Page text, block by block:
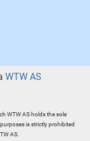
WTW AS
WTW AS holds the sole
is strictly prohibited
AS.